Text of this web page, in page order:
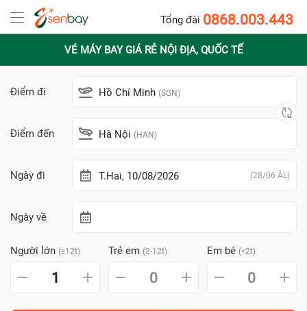
Tổng đài 0868.003.443
VÉ MÁY BAY GIÁ RẺ NỘI ĐỊA, QUỐC TẾ
Điểm đi Hồ Chí Minh (SGN)
Điểm đến Hà Nội (HAN)
Ngày đi T.Hai, 10/08/2026 (28/06 ÂL)
Ngày về
Người lớn (≥12t) Trẻ em (2-12t) Em bé (<2t)
1 0 0